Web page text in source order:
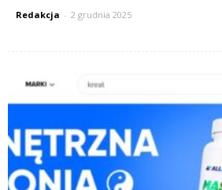
Redakcja - 2 grudnia 2025